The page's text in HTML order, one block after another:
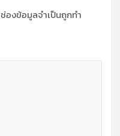
ช่องข้อมูลจำเป็นถูกทำ